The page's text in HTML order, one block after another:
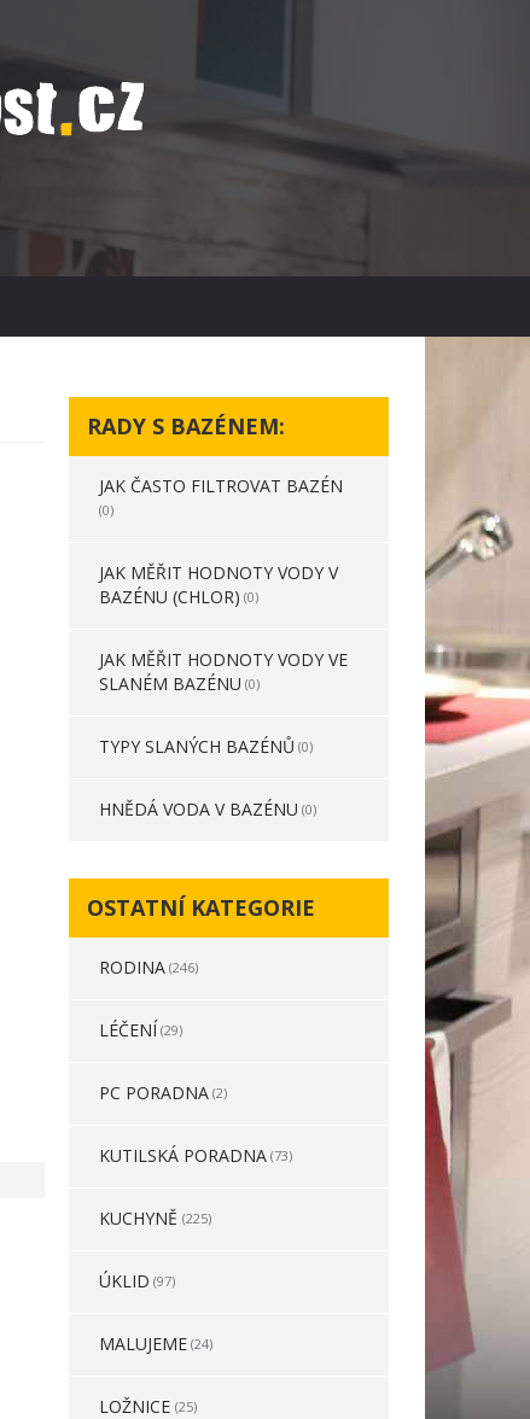
RADY S BAZÉNEM:
JAK ČASTO FILTROVAT BAZÉN
(0)
JAK MĚŘIT HODNOTY VODY V
BAZÉNU (CHLOR) (0)
JAK MĚŘIT HODNOTY VODY VE
SLANÉM BAZÉNU (0)
TYPY SLANÝCH BAZÉNŮ (0)
HNĚDÁ VODA V BAZÉNU (0)
OSTATNÍ KATEGORIE
RODINA (246)
LÉČENÍ (29)
PC PORADNA (2)
KUTILSKÁ PORADNA (73)
KUCHYNĚ (225)
ÚKLID (97)
MALUJEME (24)
LOŽNICE (25)